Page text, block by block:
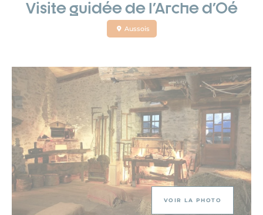
Visite guidée de l'Arche d'Oé
Aussois
VOIR LA PHOTO